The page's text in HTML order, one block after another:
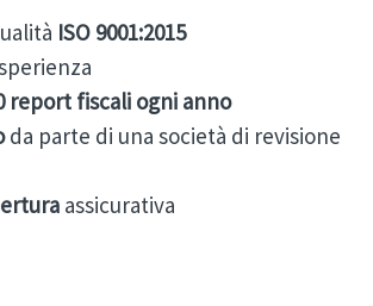
ISO 9001:2015
report fiscali ogni anno
da parte di una società di revisione
assicurativa